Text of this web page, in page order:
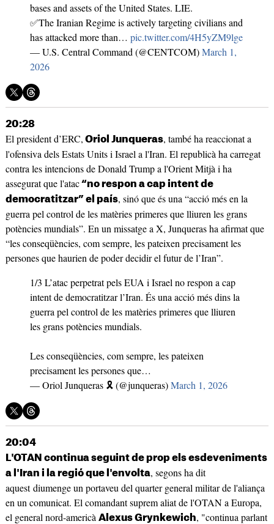
bases and assets of the United States. LIE.
✅The Iranian Regime is actively targeting civilians and
has attacked more than… pic.twitter.com/4H5yZM9lge
— U.S. Central Command (@CENTCOM)March 1,
2026
20:28
El president d’ERC, Oriol Junqueras, també ha reaccionat a
l'ofensiva dels Estats Units i Israel a l'Iran. El republicà ha carregat
contra les intencions de Donald Trump a l'Orient Mitjà i ha
assegurat que l'atac“no respon a cap intent de
democratitzar” el país, sinó que és una “acció més en la
guerra pel control de les matèries primeres que lliuren les grans
potències mundials”. En un missatge a X, Junqueras ha afirmat que
“les conseqüències, com sempre, les pateixen precisament les
persones que haurien de poder decidir el futur de l’Iran”.
1/3 L’atac perpetrat pels EUA i Israel no respon a cap
intent de democratitzar l’Iran. És una acció més dins la
guerra pel control de les matèries primeres que lliuren
les grans potències mundials.
Les conseqüències, com sempre, les pateixen
precisament les persones que…
— Oriol Junqueras 🎗️ (@junqueras)March 1, 2026
20:04
L'OTAN continua seguint de prop els esdeveniments
a l'Iran i la regió que l'envolta, segons ha dit
aquest diumenge un portaveu del quarter general militar de l'aliança
en un comunicat. El comandant suprem aliat de l'OTAN a Europa,
el general nord-americà Alexus Grynkewich, "continua parlant